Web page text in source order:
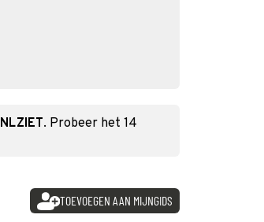
NLZIET. Probeer het 14
TOEVOEGEN AAN MIJNGIDS